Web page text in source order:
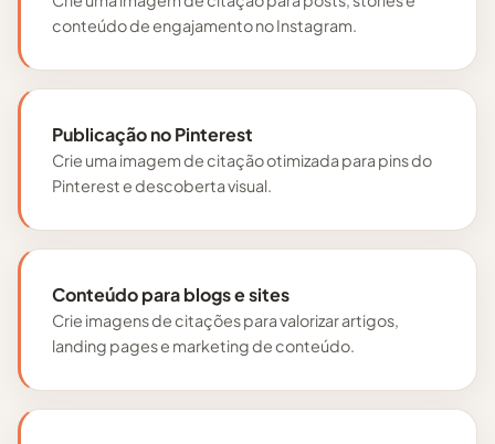
conteúdo de engajamento no Instagram.
Publicação no Pinterest
Crie uma imagem de citação otimizada para pins do
Pinterest e descoberta visual.
Conteúdo para blogs e sites
Crie imagens de citações para valorizar artigos,
landing pages e marketing de conteúdo.